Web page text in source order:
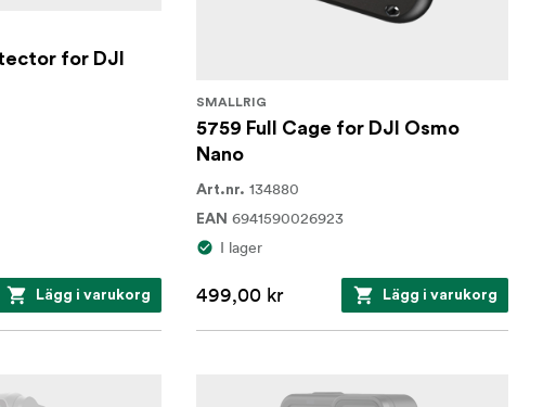
for DJI
Lägg i varukorg
SMALLRIG
5759 Full Cage for DJI Osmo
Nano
Art.nr. 134880
EAN 6941590026923
I lager
499,00 kr Lägg i varukorg